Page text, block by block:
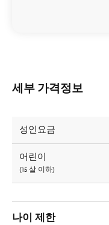
세부 가격정보
성인요금
어린이
(15 살 이하)
나이 제한